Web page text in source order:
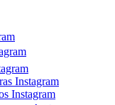
Instagram
Instagram